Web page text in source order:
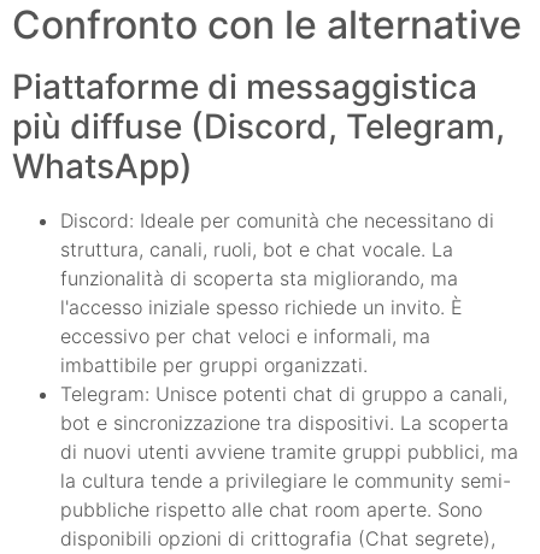
Confronto con le alternative
Piattaforme di messaggistica
più diffuse (Discord, Telegram,
WhatsApp)
Discord: Ideale per comunità che necessitano di
struttura, canali, ruoli, bot e chat vocale. La
funzionalità di scoperta sta migliorando, ma
l'accesso iniziale spesso richiede un invito. È
eccessivo per chat veloci e informali, ma
imbattibile per gruppi organizzati.
Telegram: Unisce potenti chat di gruppo a canali,
bot e sincronizzazione tra dispositivi. La scoperta
di nuovi utenti avviene tramite gruppi pubblici, ma
la cultura tende a privilegiare le community semi-
pubbliche rispetto alle chat room aperte. Sono
disponibili opzioni di crittografia (Chat segrete),